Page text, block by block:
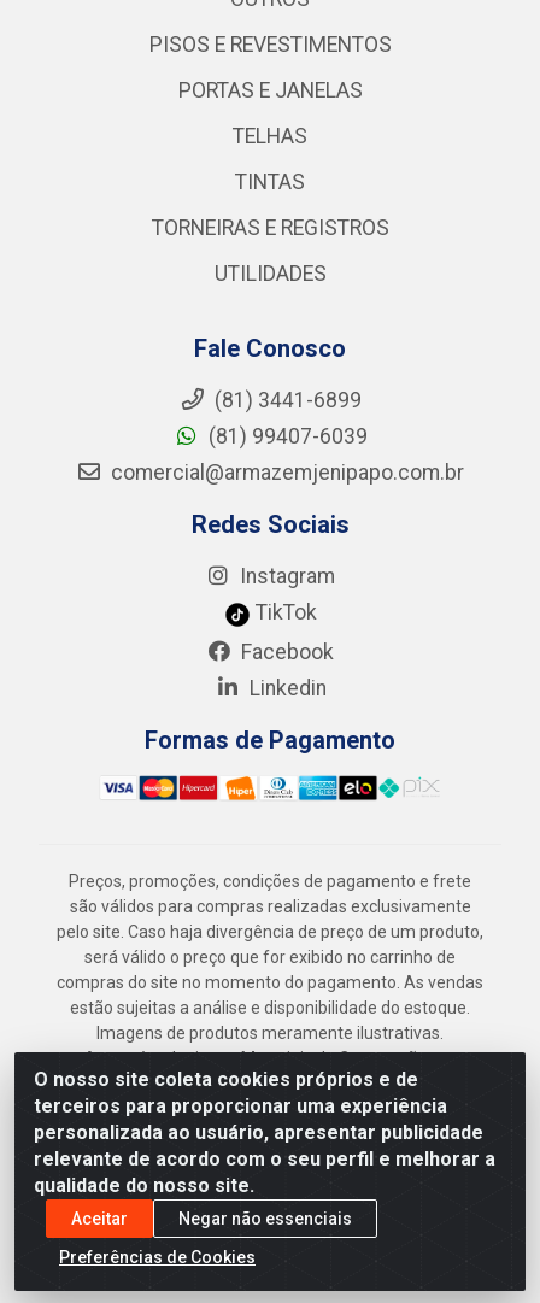
O nosso site coleta cookies próprios e de
terceiros para proporcionar uma experiência
personalizada ao usuário, apresentar publicidade
relevante de acordo com o seu perfil e melhorar a
qualidade do nosso site.
Aceitar
Negar não essenciais
Preferências de Cookies
PISOS E REVESTIMENTOS
PORTAS E JANELAS
TELHAS
TINTAS
TORNEIRAS E REGISTROS
UTILIDADES
Fale Conosco
(81) 3441-6899
(81) 99407-6039
comercial@armazemjenipapo.com.br
Redes Sociais
Instagram
TikTok
Facebook
Linkedin
Formas de Pagamento
Preços, promoções, condições de pagamento e frete
são válidos para compras realizadas exclusivamente
pelo site. Caso haja divergência de preço de um produto,
será válido o preço que for exibido no carrinho de
compras do site no momento do pagamento. As vendas
estão sujeitas a análise e disponibilidade do estoque.
Imagens de produtos meramente ilustrativas.
Armazém Jenipapo Materiais de Construção em
Geral LTDA - Rua das Flores, 2691 - Guabiraba,
Recife/PE - CEP 52.291-630 - CNPJ
41.097.379/0001-